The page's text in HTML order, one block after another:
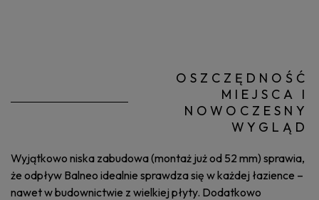
OSZCZĘDNOŚĆ
MIEJSCA I
NOWOCZESNY
WYGLĄD
Wyjątkowo niska zabudowa (montaż już od 52 mm) sprawia,
że odpływ Balneo idealnie sprawdza się w każdej łazience –
nawet w budownictwie z wielkiej płyty. Dodatkowo